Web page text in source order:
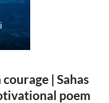
courage | Sahas
poem